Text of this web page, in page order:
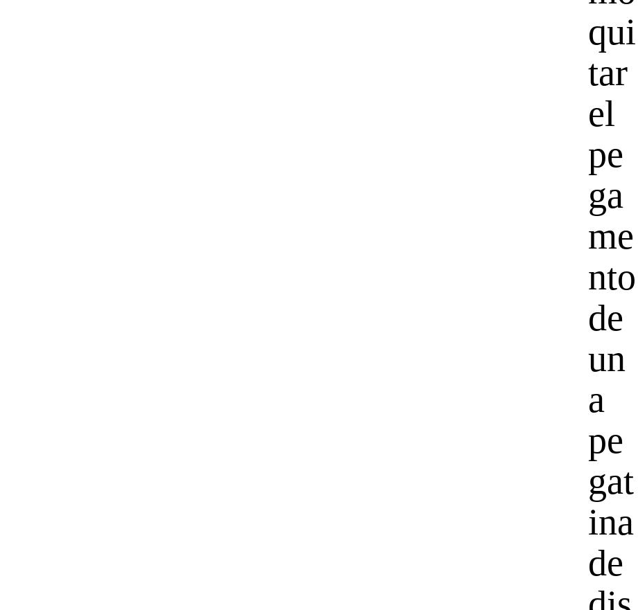
qui
tar
el
pe
ga
me
nto
de
un
a
pe
gat
ina
de